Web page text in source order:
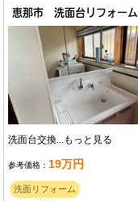
恵那市 洗面台リフォーム
洗面台交換...もっと見る
参考価格： 19万円
洗面リフォーム